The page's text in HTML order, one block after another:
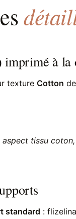
à la
texture Cotton de
aspect tissu
standard :